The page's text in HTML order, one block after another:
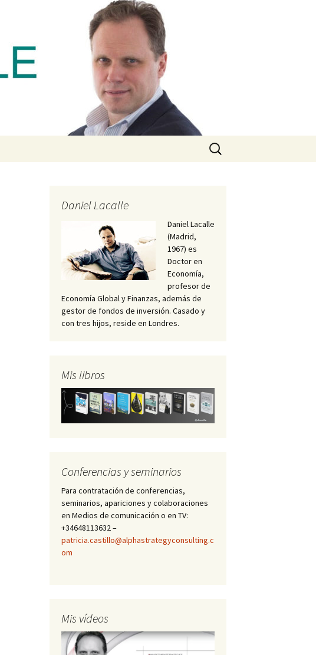
Buscar:
Daniel Lacalle
Daniel Lacalle
(Madrid,
1967) es
Doctor en
Economía,
profesor de
Economía Global y Finanzas, además de
gestor de fondos de inversión. Casado y
con tres hijos, reside en Londres.
Mis libros
Conferencias y seminarios
Para contratación de conferencias,
seminarios, apariciones y colaboraciones
en Medios de comunicación o en TV:
+34648113632 –
patricia.castillo@alphastrategyconsulting.c
om
Mis vídeos